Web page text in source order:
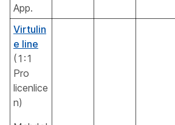
App.
Virtulin
e line
(1:1
Pro
licenlice
n)